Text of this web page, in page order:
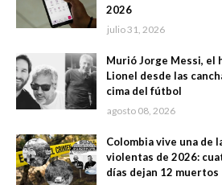
2026
julio 31, 2026
Murió Jorge Messi, el
Lionel desde las
cima del fútbol
agosto 08, 2026
Colombia vive una de
violentas de 2026:
días dejan 12 muertos